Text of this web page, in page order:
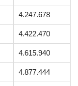
4.247.678
4.422.470
4.615.940
4.877.444